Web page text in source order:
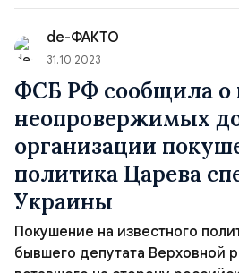
de-ФАКТО
31.10.2023
ФСБ РФ сообщила о
неопровержимых
организации
политика Царева
Украины
Покушение на известного
бывшего депутата Верховной